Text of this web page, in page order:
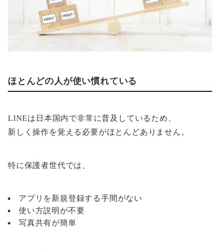
ほとんどの人が使い慣れている
LINEは日本国内で非常に普及しているため、
新しく操作を覚える必要がほとんどありません。
特に保護者世代では、
アプリを新規登録する手間がない
使い方説明が不要
写真共有が簡単